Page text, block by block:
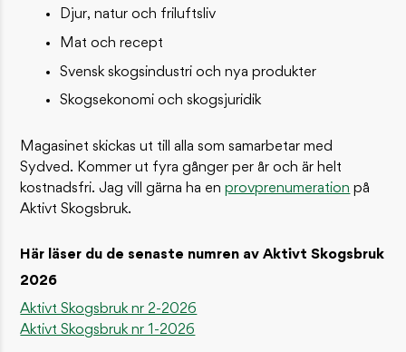
Djur, natur och friluftsliv
Mat och recept
Svensk skogsindustri och nya produkter
Skogsekonomi och skogsjuridik
Magasinet skickas ut till alla som samarbetar med
Sydved. Kommer ut fyra gånger per år och är helt
kostnadsfri. Jag vill gärna ha enprovprenumeration på
Aktivt Skogsbruk.
Här läser du de senaste numren av Aktivt Skogsbruk
2026
Aktivt Skogsbruk nr 2-2026
Aktivt Skogsbruk nr 1-2026